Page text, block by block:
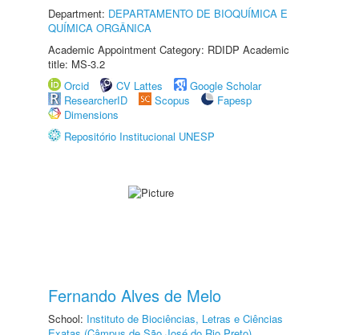
Department: DEPARTAMENTO DE BIOQUÍMICA E
QUÍMICA ORGÂNICA
Academic Appointment Category: RDIDP Academic
title: MS-3.2
Orcid
CV Lattes
Google Scholar
ResearcherID
Scopus
Fapesp
Dimensions
Repositório Institucional UNESP
Fernando Alves de Melo
School: Instituto de Biociências, Letras e Ciências